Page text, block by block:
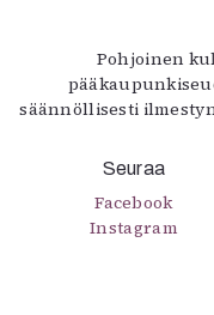
Pohjoinen
säännöllisesti
Seuraa
Facebook
Instagram